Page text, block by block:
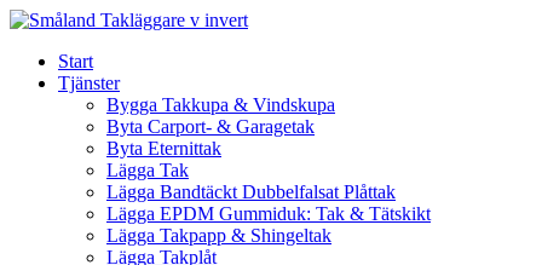
Skip
contentStart
Tjänster
Bygga Takkupa & Vindskupa
Byta Carport- & Garagetak
Byta Eternittak
Lägga Tak
Lägga Bandtäckt Dubbelfalsat Plåttak
Lägga EPDM Gummiduk: Tak & Tätskikt
Lägga Takpapp & Shingeltak
Lägga Takplåt